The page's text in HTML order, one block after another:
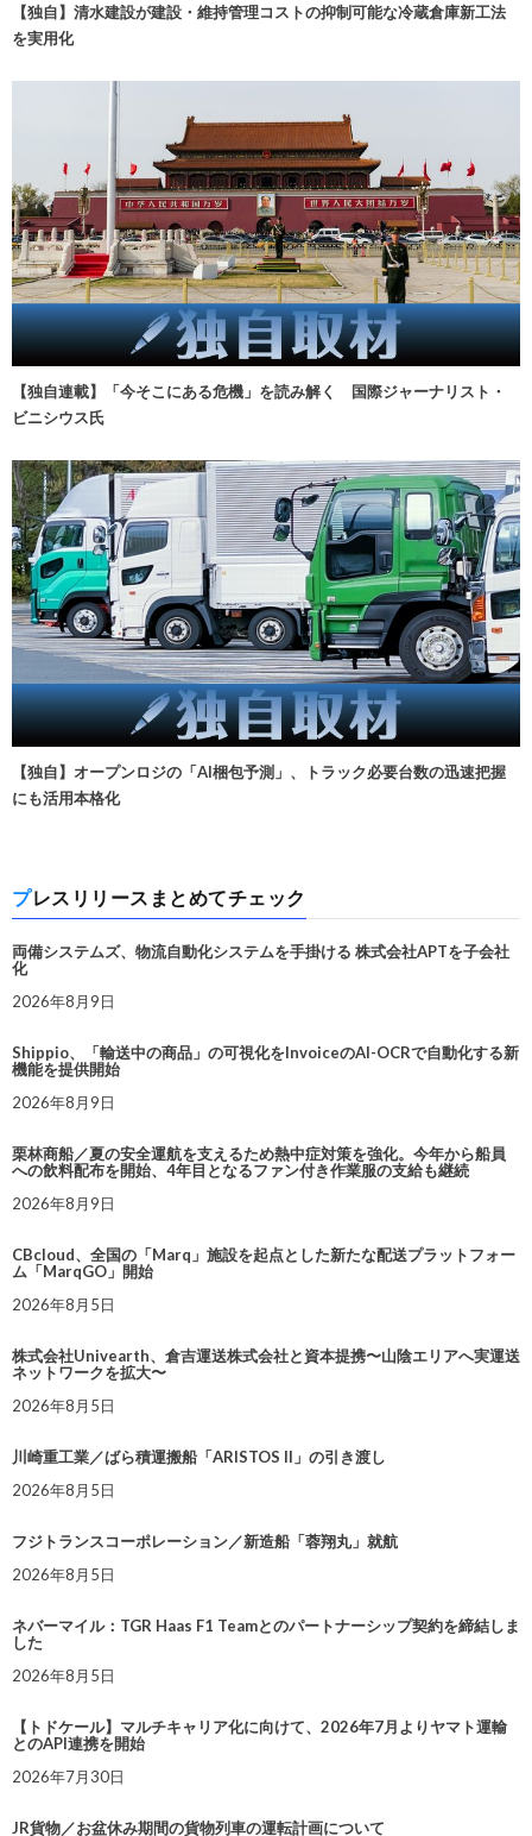
【独自】清水建設が建設・維持管理コストの抑制可能な冷蔵倉庫新工法
を実用化
【独自連載】「今そこにある危機」を読み解く 国際ジャーナリスト・
ビニシウス氏
【独自】オープンロジの「AI梱包予測」、トラック必要台数の迅速把握
にも活用本格化
プレスリリースまとめてチェック
両備システムズ、物流自動化システムを手掛ける 株式会社APTを子会社
化
2026年8月9日
Shippio、「輸送中の商品」の可視化をInvoiceのAI-OCRで自動化する新
機能を提供開始
2026年8月9日
栗林商船／夏の安全運航を支えるため熱中症対策を強化。今年から船員
への飲料配布を開始、4年目となるファン付き作業服の支給も継続
2026年8月9日
CBcloud、全国の「Marq」施設を起点とした新たな配送プラットフォー
ム「MarqGO」開始
2026年8月5日
株式会社Univearth、倉吉運送株式会社と資本提携〜山陰エリアへ実運送
ネットワークを拡大〜
2026年8月5日
川崎重工業／ばら積運搬船「ARISTOS II」の引き渡し
2026年8月5日
フジトランスコーポレーション／新造船「蓉翔丸」就航
2026年8月5日
ネバーマイル：TGR Haas F1 Teamとのパートナーシップ契約を締結しま
した
2026年8月5日
【トドケール】マルチキャリア化に向けて、2026年7月よりヤマト運輸
とのAPI連携を開始
2026年7月30日
JR貨物／お盆休み期間の貨物列車の運転計画について